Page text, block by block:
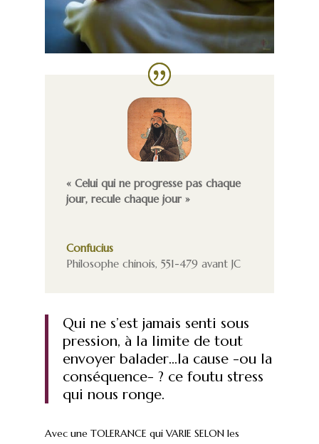
« Celui qui ne progresse pas chaque
jour, recule chaque jour »
Confucius
Philosophe chinois, 551-479 avant JC
Qui ne s’est jamais senti sous
pression, à la limite de tout
envoyer balader…la cause -ou la
conséquence- ? ce foutu stress
qui nous ronge.
Avec une TOLERANCE qui VARIE SELON les